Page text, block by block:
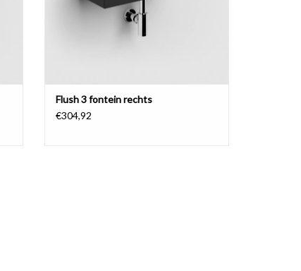
Flush 3 fontein rechts
€304,92